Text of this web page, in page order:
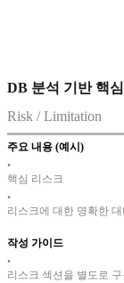
DB 분석 기반 핵
Risk / Limitation
주요 내용 (예시)
•
핵심 리스크
•
리스크에 대한 명확한 대
작성 가이드
•
리스크 섹션을 별도로